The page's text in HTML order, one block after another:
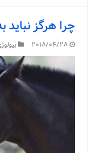
چرا هرگز
2018/04/28